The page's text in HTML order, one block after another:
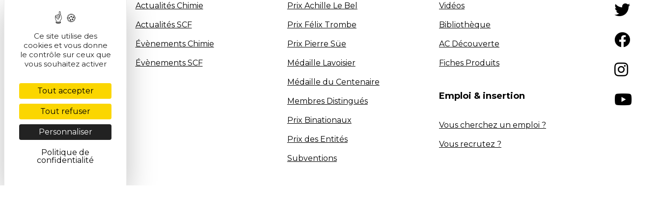
Entités
Partenaires
Histoire de la SCF
Gouvernance
Industrie
Actualités Chimie
Actualités SCF
Évènements Chimie
Évènements SCF
Prix Achille Le Bel
Prix Félix Trombe
Prix Pierre Süe
Médaille Lavoisier
Médaille du Centenaire
Membres Distingués
Prix Binationaux
Prix des Entités
Subventions
Vidéos
Bibliothèque
AC Découverte
Fiches Produits
Emploi & insertion
Vous cherchez un emploi ?
Vous recrutez ?
Ce site utilise des
cookies et vous donne
le contrôle sur ceux que
vous souhaitez activer
Tout accepter
Tout refuser
Personnaliser
Politique de
confidentialité